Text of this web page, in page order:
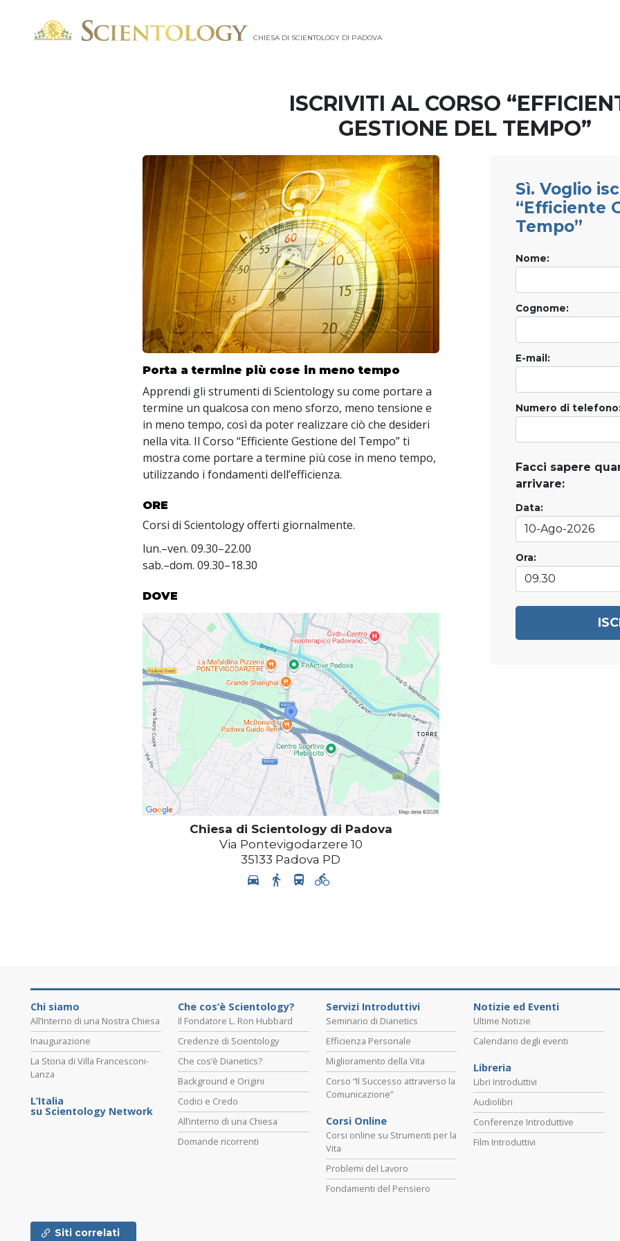
CHIESA DI SCIENTOLOGY DI PADOVA
ISCRIVITI AL CORSO
GESTIONE DEL TEMPO”
Porta a termine più cose in meno tempo
Apprendi gli strumenti di Scientology su come portare a
termine un qualcosa con meno sforzo, meno tensione e
in meno tempo, così da poter realizzare ciò che desideri
nella vita. Il Corso “Efficiente Gestione del Tempo” ti
mostra come portare a termine più cose in meno tempo,
utilizzando i fondamenti dell’efficienza.
ORE
Corsi di Scientology offerti giornalmente.
lun.–ven. 09.30–22.00
sab.–dom. 09.30–18.30
DOVE
Chiesa di Scientology di Padova
Via Pontevigodarzere 10
35133 Padova PD
Sì. Voglio
“Efficiente
Tempo”
Nome:
Cognome:
E-mail:
Numero di telefono:
Facci sapere
arrivare:
Data:
Ora:
Chi siamo
All’Interno di una Nostra Chiesa
Inaugurazione
La Storia di Villa Francesconi-
Lanza
L’Italia
su Scientology Network
Che cos’è Scientology?
Il Fondatore L. Ron Hubbard
Credenze di Scientology
Che cos’è Dianetics?
Background e Origini
Codici e Credo
All’interno di una Chiesa
Domande ricorrenti
Servizi Introduttivi
Seminario di Dianetics
Efficienza Personale
Miglioramento della Vita
Corso “Il Successo attraverso la
Comunicazione”
Corsi Online
Corsi online su Strumenti per la
Vita
Problemi del Lavoro
Fondamenti del Pensiero
Notizie ed Eventi
Ultime Notizie
Calendario degli eventi
Libreria
Libri Introduttivi
Audiolibri
Conferenze Introduttive
Film Introduttivi
Siti correlati